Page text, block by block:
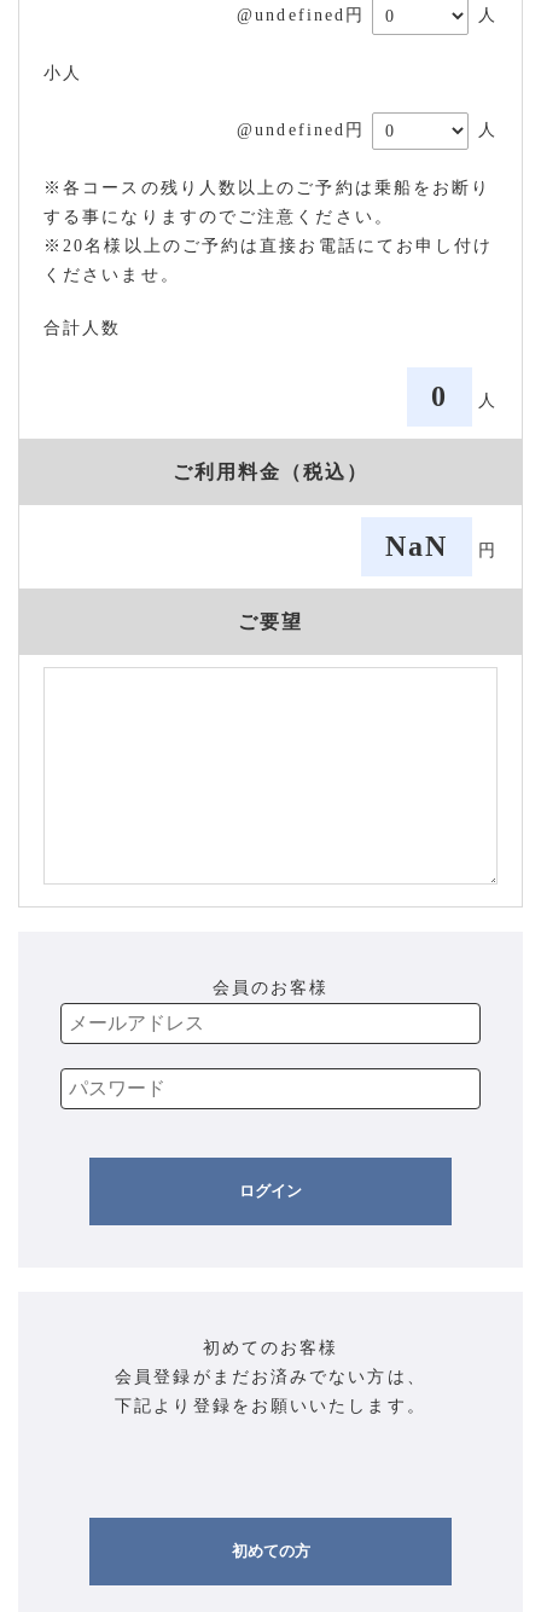
@undefined円 人
小人
@undefined円 人
※各コースの残り人数以上のご予約は乗船をお断り
する事になりますのでご注意ください。
※20名様以上のご予約は直接お電話にてお申し付け
くださいませ。
合計人数
0 人
ご利用料金（税込）
NaN 円
ご要望
会員のお客様
ログイン
初めてのお客様
会員登録がまだお済みでない方は、
下記より登録をお願いいたします。
初めての方